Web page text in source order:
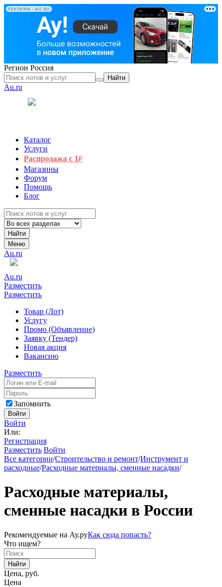
РЕКЛАМА • AU.RU
Регион Россия
Найти
Au.ru
Каталог
Услуги
Распродажа с 1₽
Магазины
Форум
Помощь
Блог
Найти
Меню
Au.ru
Au.ru
Разместить
Разместить
Товар (Лот)
Услугу
Промо (Объявление)
Заявку (Тендер)
Новая акция
Вакансию
Разместить
Запомнить
Войти
Войти
Или:
Регистрация
Разместить Войти
Все категории/Строительство и ремонт/Инструмент и
расходные/Расходные материалы, сменные насадки/
Расходные материалы,
сменные насадки в России
Рекомендуемые на Ау.руКак сюда попасть?
Что ищем?
Найти
Цена, руб.
Цена